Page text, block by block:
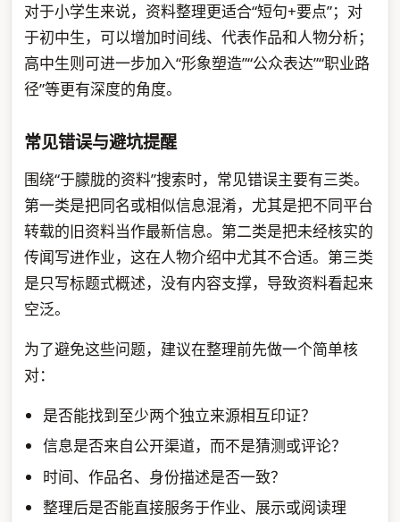
对于小学生来说，资料整理更适合“短句+要点”；对
于初中生，可以增加时间线、代表作品和人物分析；
高中生则可进一步加入“形象塑造”“公众表达”“职业路
径”等更有深度的角度。
常见错误与避坑提醒
围绕“于朦胧的资料”搜索时，常见错误主要有三类。
第一类是把同名或相似信息混淆，尤其是把不同平台
转载的旧资料当作最新信息。第二类是把未经核实的
传闻写进作业，这在人物介绍中尤其不合适。第三类
是只写标题式概述，没有内容支撑，导致资料看起来
空泛。
为了避免这些问题，建议在整理前先做一个简单核
对：
是否能找到至少两个独立来源相互印证？
信息是否来自公开渠道，而不是猜测或评论？
时间、作品名、身份描述是否一致？
整理后是否能直接服务于作业、展示或阅读理